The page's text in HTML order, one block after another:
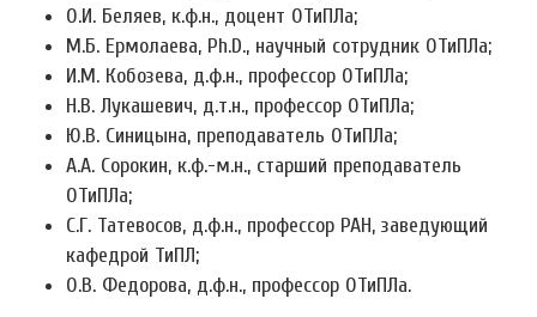
О.И. Беляев, к.ф.н., доцент ОТиПЛа;
М.Б. Ермолаева, Ph.D., научный сотрудник ОТиПЛа;
И.М. Кобозева, д.ф.н., профессор ОТиПЛа;
Н.В. Лукашевич, д.т.н., профессор ОТиПЛа;
Ю.В. Синицына, преподаватель ОТиПЛа;
А.А. Сорокин, к.ф.-м.н., старший преподаватель
ОТиПЛа;
С.Г. Татевосов, д.ф.н., профессор РАН, заведующий
кафедрой ТиПЛ;
О.В. Федорова, д.ф.н., профессор ОТиПЛа.